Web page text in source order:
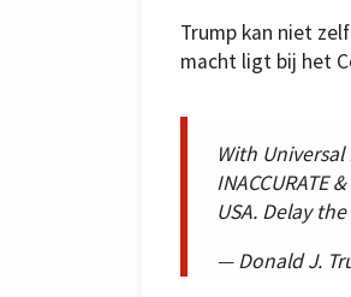
Trump kan niet
macht ligt bij het
With
INACCURATE
USA. Delay
— Donald J.